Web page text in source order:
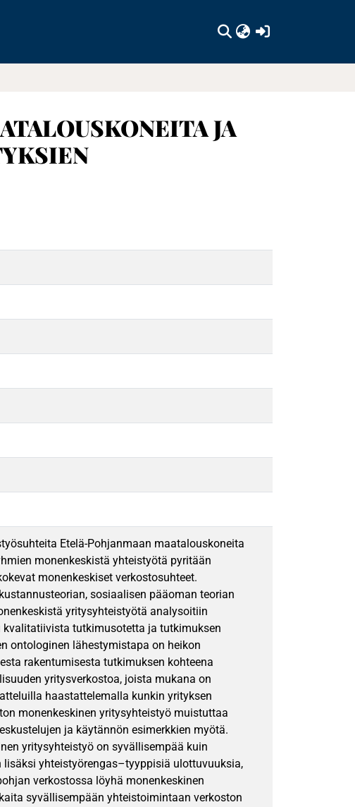
JA
Etelä-Pohjanmaan maatalouskoneita
monenkeskistä yhteistyötä pyritään
monenkeskiset verkostosuhteet.
sosiaalisen pääoman teorian
yritysyhteistyötä analysoitiin
tutkimusotetta ja tutkimuksen
ontologinen lähestymistapa on heikon
rakentumisesta tutkimuksen kohteena
yritysverkostoa, joista mukana on
haastattelemalla kunkin yrityksen
monenkeskinen yritysyhteistyö muistuttaa
ja käytännön esimerkkien myötä.
yritysyhteistyö on syvällisempää kuin
yhteistyörengas–tyyppisiä ulottuvuuksia,
verkostossa löyhä monenkeskinen
syvällisempään yhteistoimintaan verkoston